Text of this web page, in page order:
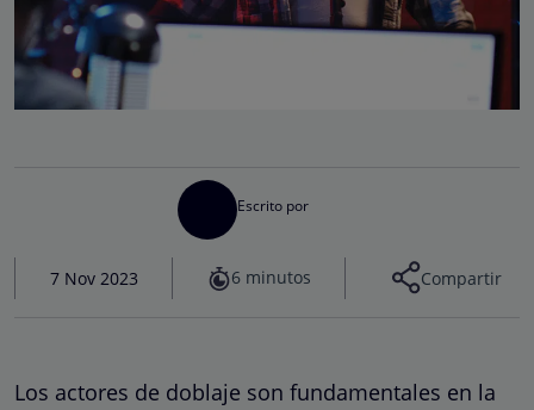
Escrito por
7 Nov 2023 6 minutos Compartir
Los actores de doblaje son fundamentales en la